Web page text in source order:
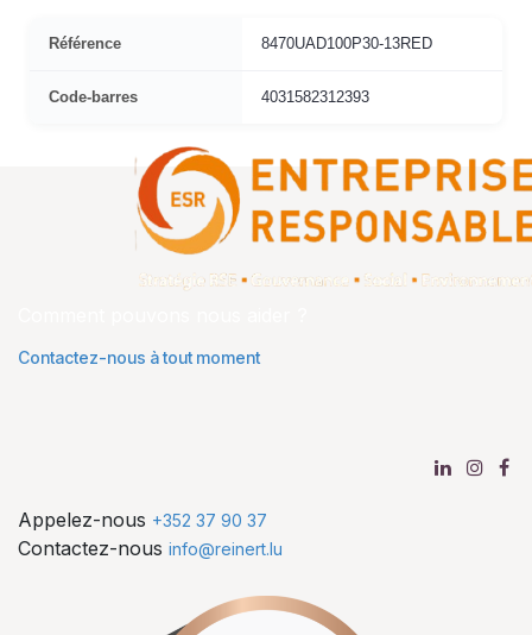
Référence 8470UAD100P30-13RED
Code-barres 4031582312393
Contactez-nous à tout moment
Appelez-nous +352 37 90 37
Contactez-nous info@reinert.lu